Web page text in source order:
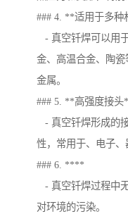
### 4. **适用于多种
- 真空钎焊可以用
金、高温合金、陶
金属。
### 5. **高强度接头
- 真空钎焊形成的
性，常用于、电子、
### 6. ****
- 真空钎焊过程中
对环境的污染。